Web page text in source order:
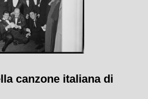
canzone italiana di